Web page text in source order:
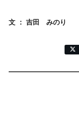
文 ： 吉田 みのり